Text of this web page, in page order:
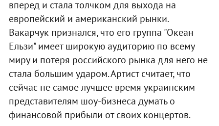
вперед и стала толчком для выхода на
европейский и американский рынки.
Вакарчук признался, что его группа "Океан
Ельзи" имеет широкую аудиторию по всему
миру и потеря российского рынка для него не
стала большим ударом. Артист считает, что
сейчас не самое лучшее время украинским
представителям шоу-бизнеса думать о
финансовой прибыли от своих концертов.